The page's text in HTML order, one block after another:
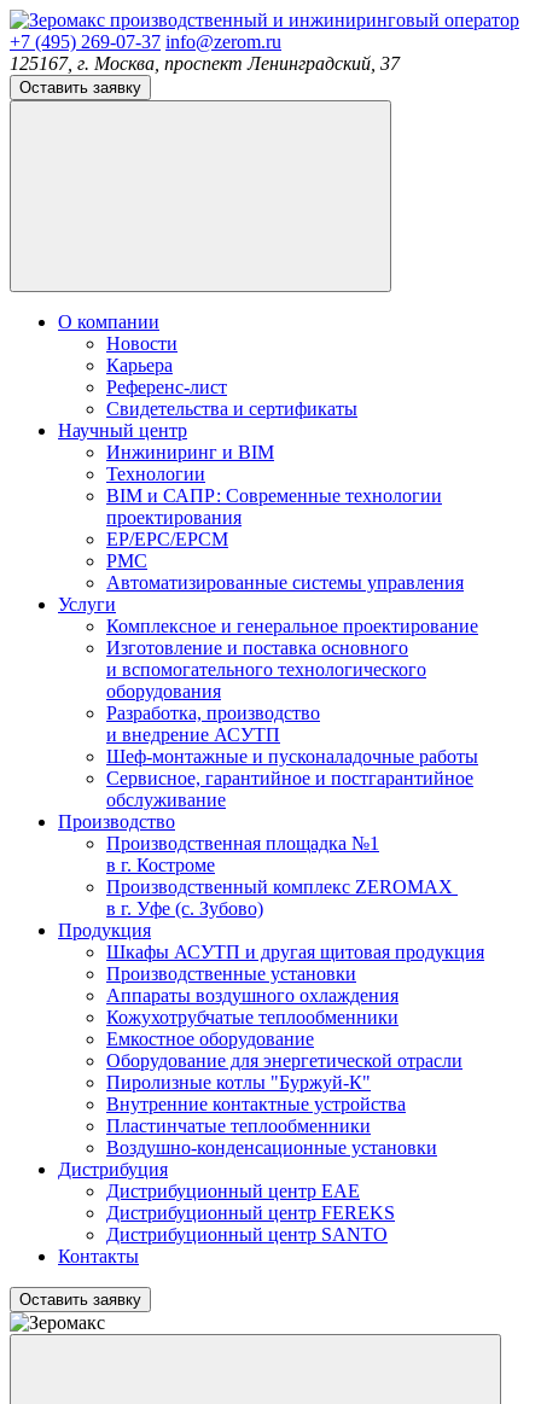
производственный и инжиниринговый оператор
+7 (495) 269-07-37 info@zerom.ru
125167, г. Москва, проспект Ленинградский, 37
Оставить заявку
О компании
Новости
Карьера
Референс-лист
Свидетельства и сертификаты
Научный центр
Инжиниринг и BIM
Технологии
BIM и САПР: Современные технологии
проектирования
EP/EPC/EPCM
PMC
Автоматизированные системы управления
Услуги
Комплексное и генеральное проектирование
Изготовление и поставка основного
и вспомогательного технологического
оборудования
Разработка, производство
и внедрение АСУТП
Шеф-монтажные и пусконаладочные работы
Сервисное, гарантийное и постгарантийное
обслуживание
Производство
Производственная площадка №1
в г. Костроме
Производственный комплекс ZEROMAX
в г. Уфе (с. Зубово)
Продукция
Шкафы АСУТП и другая щитовая продукция
Производственные установки
Аппараты воздушного охлаждения
Кожухотрубчатые теплообменники
Емкостное оборудование
Оборудование для энергетической отрасли
Пиролизные котлы "Буржуй-К"
Внутренние контактные устройства
Пластинчатые теплообменники
Воздушно-конденсационные установки
Дистрибуция
Дистрибуционный центр EAE
Дистрибуционный центр FEREKS
Дистрибуционный центр SANTO
Контакты
Оставить заявку